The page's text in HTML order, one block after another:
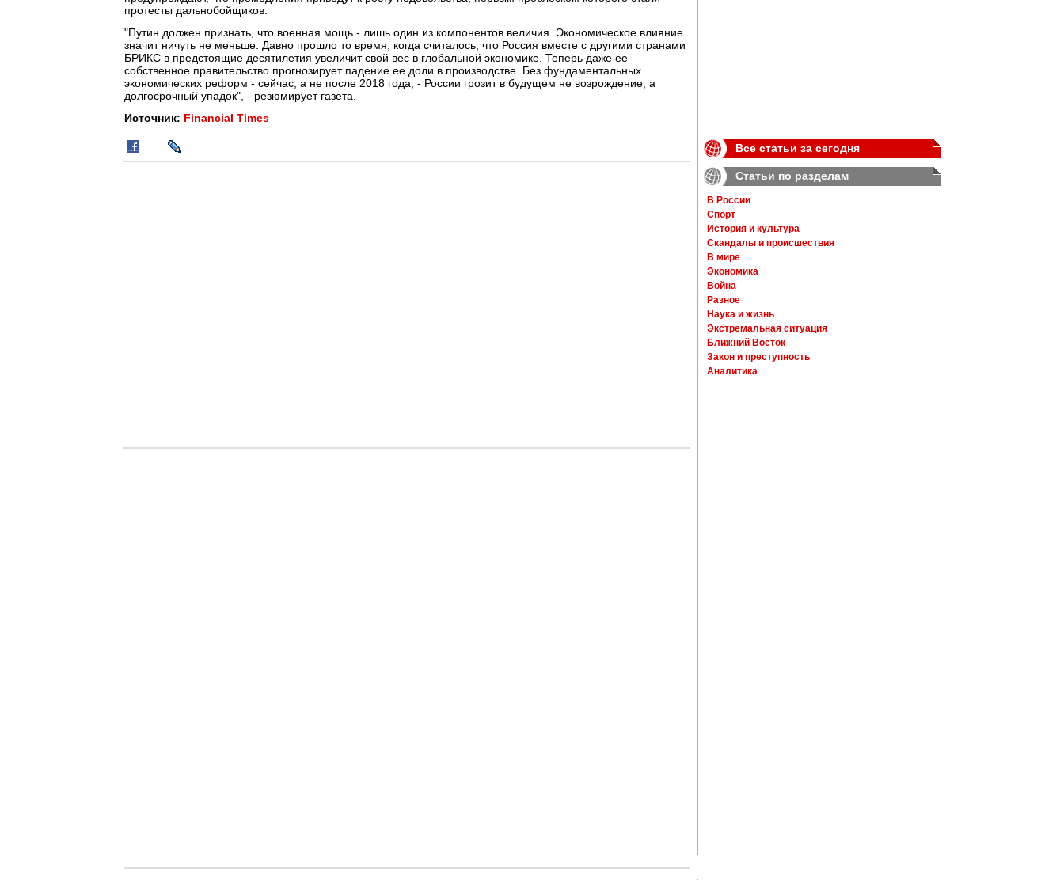
протесты дальнобойщиков.
"Путин должен признать, что военная мощь - лишь один из компонентов величия. Экономическое влияние
значит ничуть не меньше. Давно прошло то время, когда считалось, что Россия вместе с другими странами
БРИКС в предстоящие десятилетия увеличит свой вес в глобальной экономике. Теперь даже ее
собственное правительство прогнозирует падение ее доли в производстве. Без фундаментальных
экономических реформ - сейчас, а не после 2018 года, - России грозит в будущем не возрождение, а
долгосрочный упадок", - резюмирует газета.
Источник: Financial Times
Все статьи за сегодня
Статьи по разделам
В России
Спорт
История и культура
Скандалы и происшествия
В мире
Экономика
Война
Разное
Наука и жизнь
Экстремальная ситуация
Ближний Восток
Закон и преступность
Аналитика